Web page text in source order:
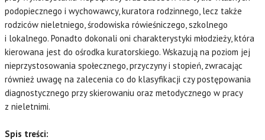
podopiecznego i wychowawcy, kuratora rodzinnego, lecz także
rodziców nieletniego, środowiska rówieśniczego, szkolnego
i lokalnego. Ponadto dokonali oni charakterystyki młodzieży, która
kierowana jest do ośrodka kuratorskiego. Wskazują na poziom jej
nieprzystosowania społecznego, przyczyny i stopień, zwracając
również uwagę na zalecenia co do klasyfikacji czy postępowania
diagnostycznego przy skierowaniu oraz metodycznego w pracy
z nieletnimi.
Spis treści: